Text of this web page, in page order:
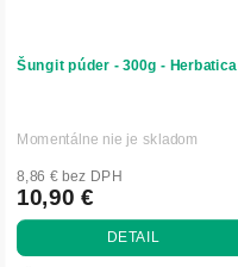
Šungit púder - 300g - Herbatica
Priemerné
hodnotenie
produktu
je
5,0
Momentálne nie je skladom
8,86 € bez DPH
10,90 €
DETAIL